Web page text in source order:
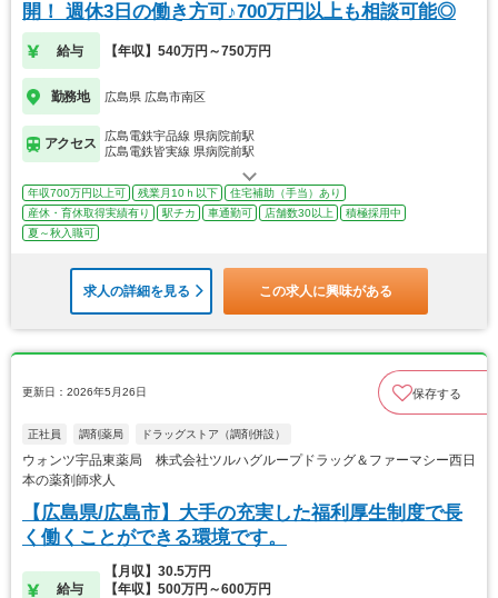
開！ 週休3日の働き方可♪700万円以上も相談可能◎
給与 【年収】540万円～750万円
勤務地 広島県 広島市南区
アクセス
広島電鉄宇品線 県病院前駅
広島電鉄皆実線 県病院前駅
年収700万円以上可 残業月10ｈ以下
住宅補助（手当）あり
産休・育休取得実績有り
駅チカ 車通勤可 店舗数30以上
積極採用中
夏～秋入職可
求人の詳細を見る この求人に興味がある
更新日：2026年5月26日 保存する
正社員 調剤薬局 ドラッグストア（調剤併設）
ウォンツ宇品東薬局 株式会社ツルハグループドラッグ＆ファーマシー西日
本の薬剤師求人
【広島県/広島市】大手の充実した福利厚生制度で長
く働くことができる環境です。
給与
【月収】30.5万円
【年収】500万円～600万円